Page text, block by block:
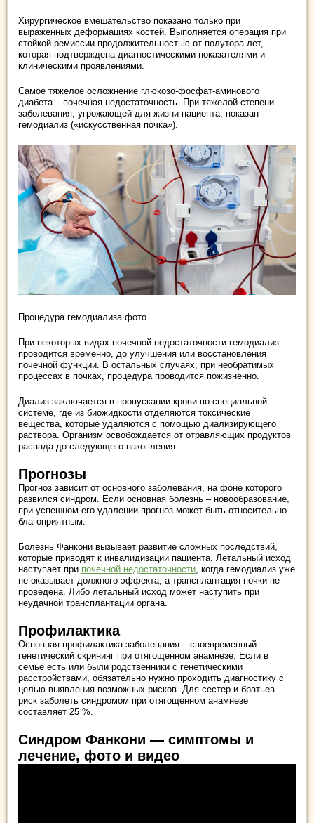
Хирургическое вмешательство показано только при
выраженных деформациях костей. Выполняется операция при
стойкой ремиссии продолжительностью от полутора лет,
которая подтверждена диагностическими показателями и
клиническими проявлениями.
Самое тяжелое осложнение глюкозо-фосфат-аминового
диабета – почечная недостаточность. При тяжелой степени
заболевания, угрожающей для жизни пациента, показан
гемодиализ («искусственная почка»).
Процедура гемодиализа фото.
При некоторых видах почечной недостаточности гемодиализ
проводится временно, до улучшения или восстановления
почечной функции. В остальных случаях, при необратимых
процессах в почках, процедура проводится пожизненно.
Диализ заключается в пропускании крови по специальной
системе, где из биожидкости отделяются токсические
вещества, которые удаляются с помощью диализирующего
раствора. Организм освобождается от отравляющих продуктов
распада до следующего накопления.
Прогнозы
Прогноз зависит от основного заболевания, на фоне которого
развился синдром. Если основная болезнь – новообразование,
при успешном его удалении прогноз может быть относительно
благоприятным.
Болезнь Фанкони вызывает развитие сложных последствий,
которые приводят к инвалидизации пациента. Летальный исход
наступает при почечной недостаточности, когда гемодиализ уже
не оказывает должного эффекта, а трансплантация почки не
проведена. Либо летальный исход может наступить при
неудачной трансплантации органа.
Профилактика
Основная профилактика заболевания – своевременный
генетический скрининг при отягощенном анамнезе. Если в
семье есть или были родственники с генетическими
расстройствами, обязательно нужно проходить диагностику с
целью выявления возможных рисков. Для сестер и братьев
риск заболеть синдромом при отягощенном анамнезе
составляет 25 %.
Синдром Фанкони — симптомы и
лечение, фото и видео